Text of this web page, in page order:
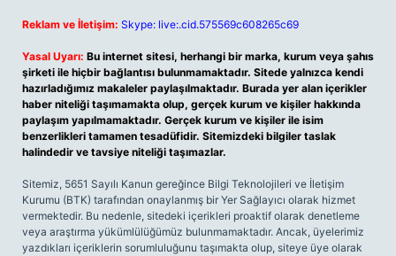
Reklam ve İletişim: Skype: live:.cid.575569c608265c69
Yasal Uyarı: Bu internet sitesi, herhangi bir marka, kurum veya şahıs
şirketi ile hiçbir bağlantısı bulunmamaktadır. Sitede yalnızca kendi
hazırladığımız makaleler paylaşılmaktadır. Burada yer alan içerikler
haber niteliği taşımamakta olup, gerçek kurum ve kişiler hakkında
paylaşım yapılmamaktadır. Gerçek kurum ve kişiler ile isim
benzerlikleri tamamen tesadüfidir. Sitemizdeki bilgiler taslak
halindedir ve tavsiye niteliği taşımazlar.
Sitemiz, 5651 Sayılı Kanun gereğince Bilgi Teknolojileri ve İletişim
Kurumu (BTK) tarafından onaylanmış bir Yer Sağlayıcı olarak hizmet
vermektedir. Bu nedenle, sitedeki içerikleri proaktif olarak denetleme
veya araştırma yükümlülüğümüz bulunmamaktadır. Ancak, üyelerimiz
yazdıkları içeriklerin sorumluluğunu taşımakta olup, siteye üye olarak